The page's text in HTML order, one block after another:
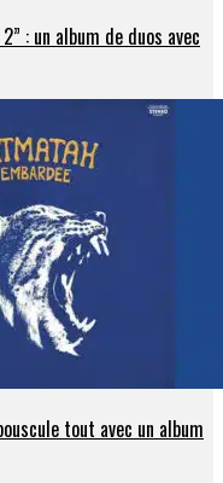
: un album de duos avec
tout avec un album